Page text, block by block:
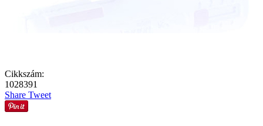
Cikkszám:
1028391
Share Tweet